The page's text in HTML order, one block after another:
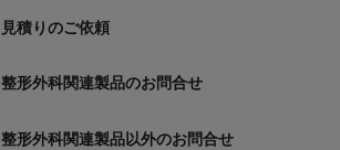
見積りのご依頼
整形外科関連製品のお問合せ
整形外科関連製品以外のお問合せ